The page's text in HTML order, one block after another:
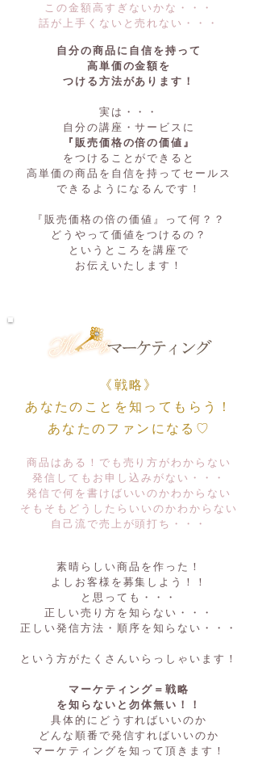
この金額高すぎないかな・・・
​話が上手くないと売れない・・・
自分の商品に自信を持って
高単価の金額を
つける方法があります！
実は・・・
自分の講座・サービスに
『販売価格の倍の価値』
をつけることができると
高単価の商品を自信を持ってセールス
できるようになるんです！
『販売価格の倍の価値』って何？？
どうやって価値をつけるの？
というところを講座で
お伝えいたします！
《戦略》
あなたのことを知ってもらう！
あなたのファンになる♡
商品はある！でも売り方がわからない
発信してもお申し込みがない・・・
発信で何を書けばいいのかわからない
そもそもどうしたらいいのかわからない
自己流で売上が頭打ち・・・
素晴らしい商品を作った！
よしお客様を募集しよう！！
と思っても・・・
正しい売り方を知らない・・・
正しい発信方法・順序を知らない・・・
という方がたくさんいらっしゃいます！
マーケティング​＝戦略
を知らないと勿体無い！！
具体的にどうすればいいのか
どんな順番で発信すればいいのか
マーケティングを知って頂きます！